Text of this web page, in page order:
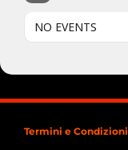
NO EVENTS
Termini e Condizioni